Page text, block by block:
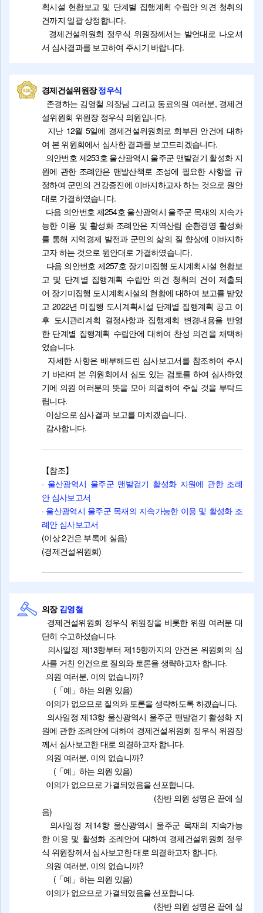
획시설 현황보고 및 단계별 집행계획 수립안 의견 청취의
건까지 일괄 상정합니다.
경제건설위원회 정우식 위원장께서는 발언대로 나오셔
서 심사결과를 보고하여 주시기 바랍니다.
경제건설위원장정우식
존경하는 김영철 의장님 그리고 동료의원 여러분, 경제건
설위원회 위원장 정우식 의원입니다.
지난 12월 5일에 경제건설위원회로 회부된 안건에 대하
여 본 위원회에서 심사한 결과를 보고드리겠습니다.
의안번호 제253호 울산광역시 울주군 맨발걷기 활성화 지
원에 관한 조례안은 맨발산책로 조성에 필요한 사항을 규
정하여 군민의 건강증진에 이바지하고자 하는 것으로 원안
대로 가결하였습니다.
다음 의안번호 제254호 울산광역시 울주군 목재의 지속가
능한 이용 및 활성화 조례안은 지역산림 순환경영 활성화
를 통해 지역경제 발전과 군민의 삶의 질 향상에 이바지하
고자 하는 것으로 원안대로 가결하였습니다.
다음 의안번호 제257호 장기미집행 도시계획시설 현황보
고 및 단계별 집행계획 수립안 의견 청취의 건이 제출되
어 장기미집행 도시계획시설의 현황에 대하여 보고를 받았
고 2022년 미집행 도시계획시설 단계별 집행계획 공고 이
후 도시관리계획 결정사항과 집행계획 변경내용을 반영
한 단계별 집행계획 수립안에 대하여 찬성 의견을 채택하
였습니다.
자세한 사항은 배부해드린 심사보고서를 참조하여 주시
기 바라며 본 위원회에서 심도 있는 검토를 하여 심사하였
기에 의원 여러분의 뜻을 모아 의결하여 주실 것을 부탁드
립니다.
이상으로 심사결과 보고를 마치겠습니다.
감사합니다.
【참조】
· 울산광역시 울주군 맨발걷기 활성화 지원에 관한 조례
안 심사보고서
· 울산광역시 울주군 목재의 지속가능한 이용 및 활성화 조
례안 심사보고서
(이상 2건은 부록에 실음)
(경제건설위원회)
의장김영철
경제건설위원회 정우식 위원장을 비롯한 위원 여러분 대
단히 수고하셨습니다.
의사일정 제13항부터 제15항까지의 안건은 위원회의 심
사를 거친 안건으로 질의와 토론을 생략하고자 합니다.
의원 여러분, 이의 없습니까?
(「예」하는 의원 있음)
이의가 없으므로 질의와 토론을 생략하도록 하겠습니다.
의사일정 제13항 울산광역시 울주군 맨발걷기 활성화 지
원에 관한 조례안에 대하여 경제건설위원회 정우식 위원장
께서 심사보고한 대로 의결하고자 합니다.
의원 여러분, 이의 없습니까?
(「예」하는 의원 있음)
이의가 없으므로 가결되었음을 선포합니다.
(찬반 의원 성명은 끝에 실
음)
의사일정 제14항 울산광역시 울주군 목재의 지속가능
한 이용 및 활성화 조례안에 대하여 경제건설위원회 정우
식 위원장께서 심사보고한 대로 의결하고자 합니다.
의원 여러분, 이의 없습니까?
(「예」하는 의원 있음)
이의가 없으므로 가결되었음을 선포합니다.
(찬반 의원 성명은 끝에 실